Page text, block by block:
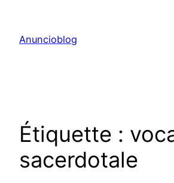
contenu
Anuncioblog
Étiquette :
sacerdotale